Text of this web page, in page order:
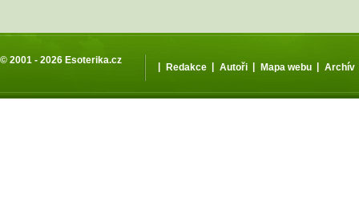
© 2001 - 2026 Esoterika.cz
| Redakce | Autoři | Mapa webu | Archív